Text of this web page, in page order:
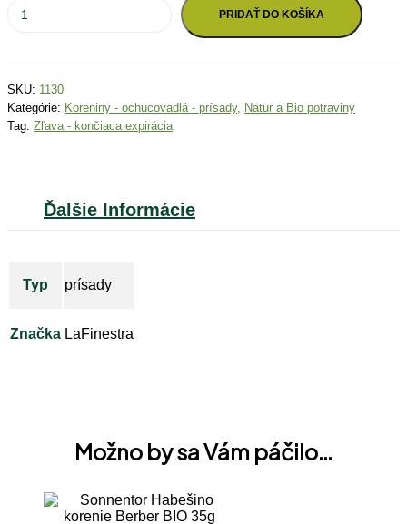
PRIDAŤ DO KOŠÍKA
SKU: 1130
Kategórie: Koreniny - ochucovadlá - prísady, Natur a Bio potraviny
Tag: Zľava - končiaca expirácia
Ďalšie Informácie
Typ prísady
Značka LaFinestra
Možno by sa Vám páčilo…